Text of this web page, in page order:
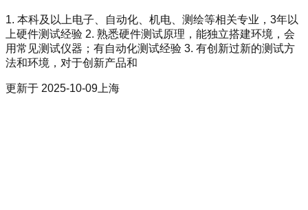
1. 本科及以上电子、自动化、机电、测绘等相关专业，3年以
上硬件测试经验 2. 熟悉硬件测试原理，能独立搭建环境，会
用常见测试仪器；​有自动化测试经验 3. 有创新过新的测试方
法和环境，对于创新产品和
更新于 2025-10-09上海